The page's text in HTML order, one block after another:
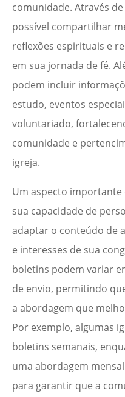
comunidade. Através
possível compartilhar
reflexões espirituais e
em sua jornada de fé.
podem incluir
estudo, eventos
voluntariado,
comunidade e
igreja.
Um aspecto
sua capacidade de
adaptar o conteúdo de
e interesses de sua
boletins podem variar
de envio, permitindo
a abordagem que
Por exemplo, algumas
boletins semanais,
uma abordagem
para garantir que a